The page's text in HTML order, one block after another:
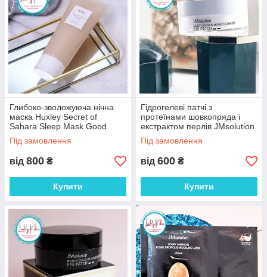
Глибоко-зволожуюча нічна
маска Huxley Secret of
Sahara Sleep Mask Good
Night, 120ml
Під замовлення
від 800 ₴
Купити
Гідрогелеві патчі з
протеїнами шовкопряда і
екстрактом перлів JMsolution
Silky Cocoon Home Esthetic
Eye Patch,
Під замовлення
від 600 ₴
Купити